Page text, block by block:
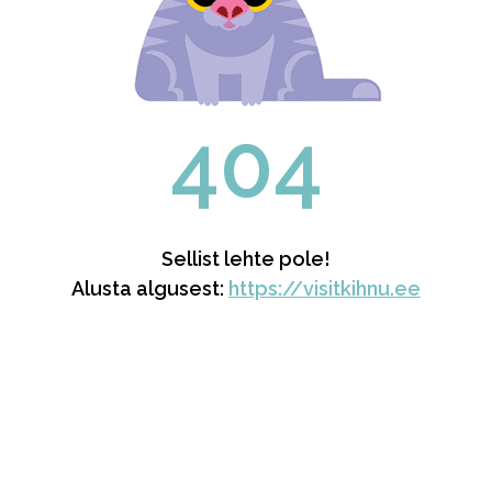
404
Sellist lehte pole!
Alusta algusest: https://visitkihnu.ee